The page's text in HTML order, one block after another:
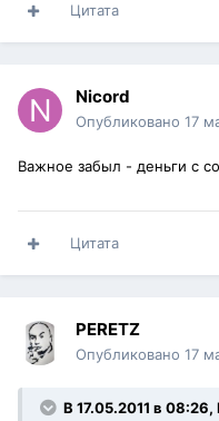
Цитата
Nicord
Опубликовано 17
Важное забыл - деньги с
Цитата
PERETZ
Опубликовано 17
В 17.05.2011 в